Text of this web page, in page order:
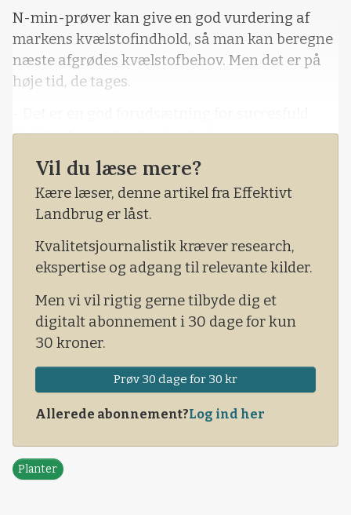
N-min-prøver kan give en god vurdering af
markens kvælstofindhold, så man kan beregne
næste afgrødes kvælstofbehov. Men det er på
høje tid, de tages.
vækst, at man kender markens
kvælstofindhold, siger konsulent Lea Staal,
Planteinnovation, Seges, og henviser til, at man
dermed bedre kan beregne markens
kvælstofbehov i løbet af vækstsæsonen.
- Men
Vil du læse mere?
Kære læser, denne artikel fra Effektivt
Landbrug er låst.
Kvalitetsjournalistik kræver research,
ekspertise og adgang til relevante kilder.
Men vi vil rigtig gerne tilbyde dig et
digitalt abonnement i 30 dage for kun
30 kroner.
Prøv 30 dage for 30 kr
Allerede abonnement?Log ind her
Planter